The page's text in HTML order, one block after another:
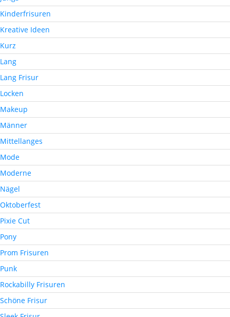
Kinderfrisuren
Kreative Ideen
Kurz
Lang
Lang Frisur
Locken
Makeup
Männer
Mittellanges
Mode
Moderne
Nägel
Oktoberfest
Pixie Cut
Pony
Prom Frisuren
Punk
Rockabilly Frisuren
Schöne Frisur